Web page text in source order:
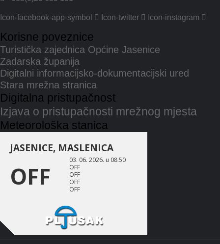
Icon-facebook-app-symbol Icon-twitter Icon-instagram
Korisne poveznice
Turistička zajednica Općine Jasenice
Zadarska županija
Digitalni informacijsko-dokumentacijski ured
Stara mrežna stranica
Digitalna pristupačnost
Izjava o pristupačnosti mrežnog mjesta
Meteorološka stanica